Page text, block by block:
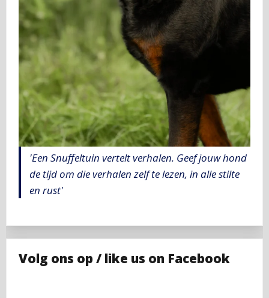
'Een Snuffeltuin vertelt verhalen. Geef jouw hond
de tijd om die verhalen zelf te lezen, in alle stilte
en rust'
Volg ons op / like us on Facebook